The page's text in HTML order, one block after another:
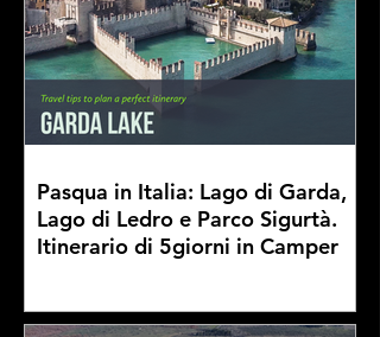
Pasqua in Italia: Lago di Garda,
Lago di Ledro e Parco Sigurtà.
Itinerario di 5giorni in Camper